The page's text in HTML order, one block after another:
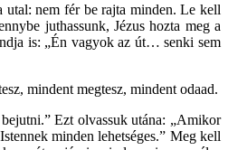
utal: nem fér be rajta minden. Le kell
juthassunk, Jézus hozta meg a
is: „Én vagyok az út… senki sem
mindent megtesz, mindent odaad.
Ezt olvassuk utána: „Amikor
minden lehetséges.” Meg kell